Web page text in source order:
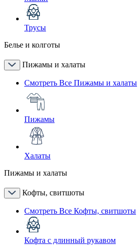
Трусы
Белье и колготы
Пижамы и халаты
Смотреть Все Пижамы и халаты
Пижамы
Халаты
Пижамы и халаты
Кофты, свитшоты
Смотреть Все Кофты, свитшоты
Кофта с длинный рукавом